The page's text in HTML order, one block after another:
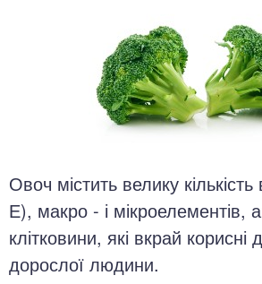
Овоч містить велику кількість
Е), макро - і мікроелементів,
клітковини, які вкрай корисні
дорослої людини.